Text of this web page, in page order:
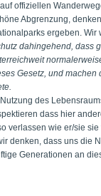
offiziellen
Abgrenzung,
ergeben. Wir
dahingehend, dass
Gesetz, und
des
dass hier
verlassen wie er/sie
denken, dass uns die
Generationen an